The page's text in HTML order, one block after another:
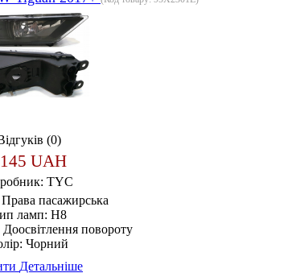
(0)
UAH
TYC
Права пасажирська
ламп: H8
Доосвітлення повороту
Чорний
Детальніше